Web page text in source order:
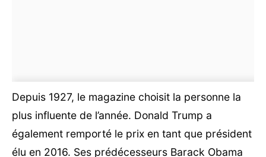
Depuis 1927, le magazine choisit la personne la
plus influente de l’année. Donald Trump a
également remporté le prix en tant que président
élu en 2016. Ses prédécesseurs Barack Obama